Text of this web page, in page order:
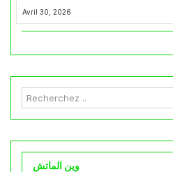
Avril 30, 2026
وين الماتش